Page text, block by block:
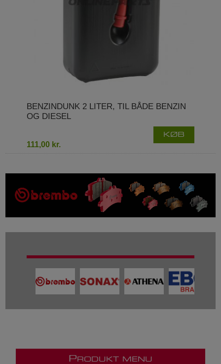
BENZINDUNK 2 LITER, TIL BÅDE BENZIN
OG DIESEL
111,00 kr.
KØB
P RODUKT MENU